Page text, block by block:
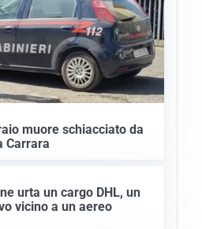
muore schiacciato da
Carrara
urta un cargo DHL, un
vicino a un aereo